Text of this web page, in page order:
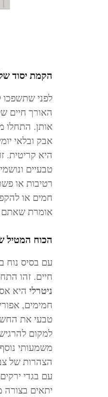
הקמת יסוד
לפני שתשפכו
האורך חיים
אותן. התחלו
אבק ובלאי
היא קריטית.
טבעיים
רטיבות או
חמים או
אומרת שאתם
הכוח המטיל
עם בסיס נוח
חיים. זהו
ניטרלי היא
חמימים,
טבעי את
למקום
משמעותי
הצהרות של
עם בגדי
יתאים